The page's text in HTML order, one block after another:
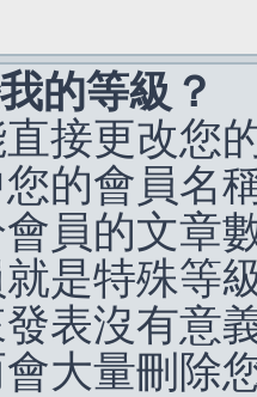
的等級？
接更改您
的會員名
員的文章
是特殊等
表沒有意
大量刪除